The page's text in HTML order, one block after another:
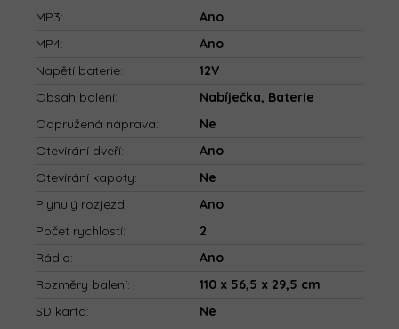
MP3:
Ano
MP4:
Ano
Napětí baterie:
12V
Obsah balení:
Nabíječka, Baterie
Odpružená náprava:
Ne
Otevírání dveří:
Ano
Otevírání kapoty:
Ne
Plynulý rozjezd:
Ano
Počet rychlostí:
2
Rádio:
Ano
Rozměry balení:
110 x 56,5 x 29,5 cm
SD karta:
Ne